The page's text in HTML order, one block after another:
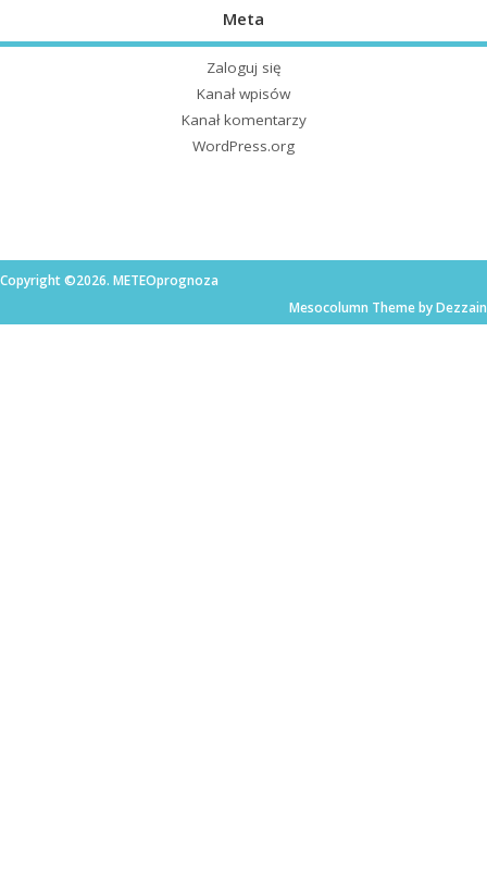
Meta
Zaloguj się
Kanał wpisów
Kanał komentarzy
WordPress.org
Copyright ©2026. METEOprognoza
Mesocolumn Theme by Dezzain